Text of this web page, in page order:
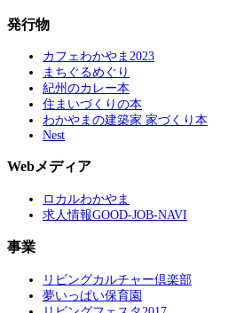
発行物
カフェわかやま2023
まちぐるめぐり
紀州のカレー本
住まいづくりの本
わかやまの建築家 家づくり本
Nest
Webメディア
ロカルわかやま
求人情報GOOD-JOB-NAVI
事業
リビングカルチャー倶楽部
夢いっぱい保育園